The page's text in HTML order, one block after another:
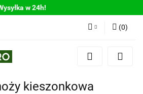
w 24h!
Zaloguj się
Dodaj zgłoszenie
(0)
kieszonkowa